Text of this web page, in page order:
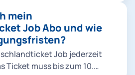
U-Bahnen, Trambahnen
Klasse). Im DB-Fernverkehr
in Fernbussen und bei
kann das Ticket nicht
Voraussetzung
Angebot ist, dass der
25% der regulären Kosten
15,75 Euro pro Ticket).
Das
kostet für
mein
Job Abo und wie
Job jederzeit
Ticket muss bis zum 10.